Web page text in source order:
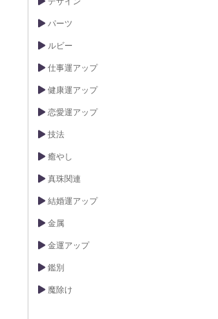
パーツ
ルビー
仕事運アップ
健康運アップ
恋愛運アップ
技法
癒やし
真珠関連
結婚運アップ
金属
金運アップ
鑑別
魔除け